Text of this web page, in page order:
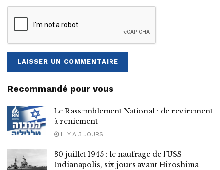
Recommandé pour vous
Le Rassemblement National : de revirement
à reniement
IL Y A 3 JOURS
30 juillet 1945 : le naufrage de l’USS
Indianapolis, six jours avant Hiroshima